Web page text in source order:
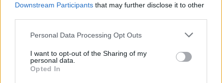
Downstream Participants that may further disclose it to other
Personal Data Processing Opt Outs
I want to opt-out of the Sharing of my
personal data.
Opted In
ΔΕΙΤΕ ΕΠΙΣΗΣ